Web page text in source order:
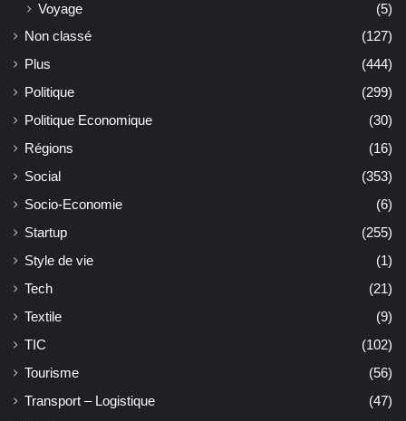
Voyage
(5)
Non classé
(127)
Plus
(444)
Politique
(299)
Politique Economique
(30)
Régions
(16)
Social
(353)
Socio-Economie
(6)
Startup
(255)
Style de vie
(1)
Tech
(21)
Textile
(9)
TIC
(102)
Tourisme
(56)
Transport – Logistique
(47)